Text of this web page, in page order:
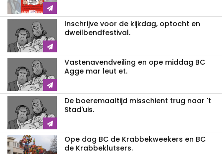
Inschrijve voor de kijkdag, optocht en
dweilbendfestival.
Vastenavendveiling en ope middag BC
Agge mar leut et.
De boeremaaltijd misschient trug naar 't
Stad'uis.
Ope dag BC de Krabbekweekers en BC
de Krabbeklutsers.